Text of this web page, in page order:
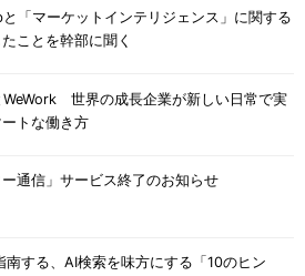
と「マーケットインテリジェンス」に関する
ことを幹部に聞く
世界の成長企業が新しい日常で実
トな働き方
ー通信」サービス終了のお知らせ
南する、AI検索を味方にする「10のヒン